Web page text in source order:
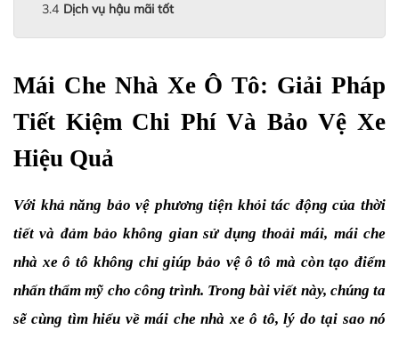
Dịch vụ hậu mãi tốt
Mái Che Nhà Xe Ô Tô: Giải Pháp
Tiết Kiệm Chi Phí Và Bảo Vệ Xe
Hiệu Quả
Với khả năng bảo vệ phương tiện khỏi tác động của thời
tiết và đảm bảo không gian sử dụng thoải mái, mái che
nhà xe ô tô không chỉ giúp bảo vệ ô tô mà còn tạo điểm
nhấn thẩm mỹ cho công trình. Trong bài viết này, chúng ta
sẽ cùng tìm hiểu về mái che nhà xe ô tô, lý do tại sao nó